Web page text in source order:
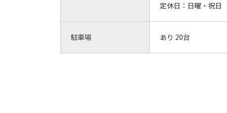
定休日： 日曜・祝日
駐車場 あり 20台